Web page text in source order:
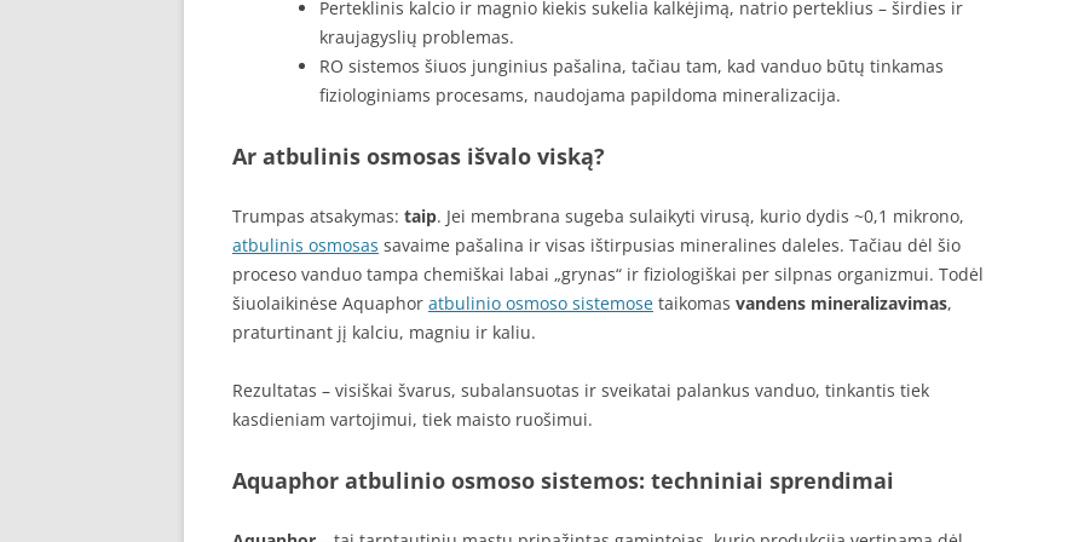
Perteklinis kalcio ir magnio kiekis sukelia kalkėjimą, natrio perteklius – širdies ir
kraujagyslių problemas.
RO sistemos šiuos junginius pašalina, tačiau tam, kad vanduo būtų tinkamas
fiziologiniams procesams, naudojama papildoma mineralizacija.
Ar atbulinis osmosas išvalo viską?
Trumpas atsakymas: taip. Jei membrana sugeba sulaikyti virusą, kurio dydis ~0,1 mikrono,
atbulinis osmosas savaime pašalina ir visas ištirpusias mineralines daleles. Tačiau dėl šio
proceso vanduo tampa chemiškai labai „grynas“ ir fiziologiškai per silpnas organizmui. Todėl
šiuolaikinėse Aquaphor atbulinio osmoso sistemose taikomas vandens mineralizavimas,
praturtinant jį kalciu, magniu ir kaliu.
Rezultatas – visiškai švarus, subalansuotas ir sveikatai palankus vanduo, tinkantis tiek
kasdieniam vartojimui, tiek maisto ruošimui.
Aquaphor atbulinio osmoso sistemos: techniniai sprendimai